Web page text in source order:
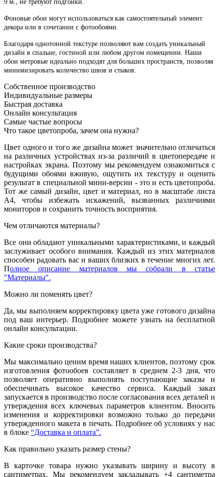
9 м., не требуют подгонки.
Фоновые обои могут использоваться как самостоятельный элемент
декора или в сочетании с фотообоями.
Благодаря однотонной текстуре позволяют вам создать уникальный
дизайн в спальне, гостиной или любом другом помещении. Наши
обои метровые идеально подходят для больших пространств, позволяя
минимизировать количество швов и стыков.
Собственное производство
Индивидуальные размеры
Быстрая доставка
Онлайн консультация
Самые частые вопросы
Что такое цветопроба, зачем она нужна?
Цвет одного и того же дизайна может значительно отличаться
на различных устройствах из-за различий в цветопередаче и
настройках экрана. Поэтому мы рекомендуем ознакомиться с
будущими обоями вживую, ощутить их текстуру и оценить
результат в специальной мини-версии - это и есть цветопроба.
Тот же самый дизайн, цвет и материал, но в масштабе листа
А4, чтобы избежать искажений, вызванных различиями
мониторов и сохранить точность восприятия.
Чем отличаются материалы?
Все они обладают уникальными характеристиками, и каждый
заслуживает особого внимания. Каждый из этих материалов
способен радовать вас и ваших близких в течение многих лет.
Полное описание материалов мы собрали в статье
"Материалы".
Можно ли поменять цвет?
Да, мы выполняем корректировку цвета уже готового дизайна
под ваш интерьер. Подробнее можете узнать на бесплатной
онлайн консультации.
Какие сроки производства?
Мы максимально ценим время наших клиентов, поэтому срок
изготовления фотообоев составляет в среднем 2-3 дня, что
позволяет оперативно выполнять поступающие заказы и
обеспечивать высокое качество сервиса. Каждый заказ
запускается в производство после согласования всех деталей и
утверждения всех ключевых параметров клиентом. Вносить
изменения и корректировки возможно только до передачи
утвержденного макета в печать. Подробнее об условиях у нас
в блоке “Доставка и оплата”.
Как правильно указать размер стены?
В карточке товара нужно указывать ширину и высоту в
сантиметрах. Мы рекомендуем закладывать +4 сантиметра